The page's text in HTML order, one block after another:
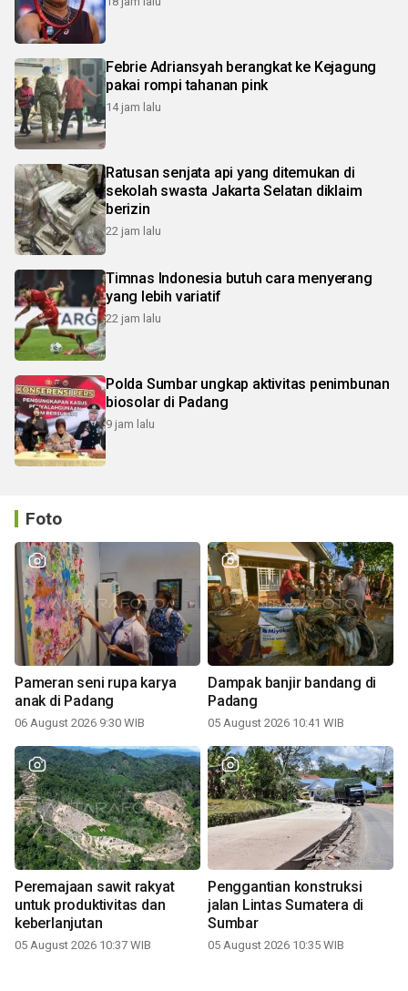
Febrie Adriansyah berangkat ke Kejagung
pakai rompi tahanan pink
14 jam lalu
Ratusan senjata api yang ditemukan di
sekolah swasta Jakarta Selatan diklaim
berizin
22 jam lalu
Timnas Indonesia butuh cara menyerang
yang lebih variatif
22 jam lalu
Polda Sumbar ungkap aktivitas penimbunan
biosolar di Padang
9 jam lalu
Foto
Pameran seni rupa karya
anak di Padang
06 August 2026 9:30 WIB
Dampak banjir bandang di
Padang
05 August 2026 10:41 WIB
Peremajaan sawit rakyat
untuk produktivitas dan
keberlanjutan
05 August 2026 10:37 WIB
Penggantian konstruksi
jalan Lintas Sumatera di
Sumbar
05 August 2026 10:35 WIB